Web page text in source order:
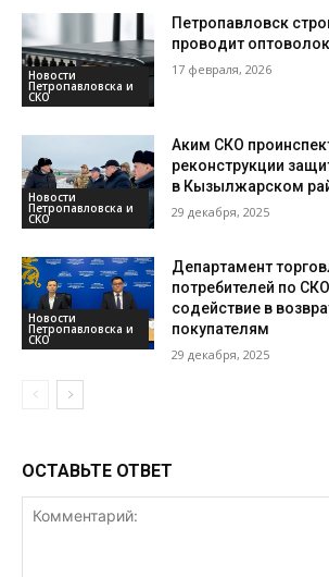
Новости
Петропавловска и
СКО
Петропавловск
проводит
17 февраля, 2026
Новости
Петропавловска и
СКО
Аким СКО
реконструкции
в Кызылжарском
29 декабря, 2025
Новости
Петропавловска и
СКО
Департамент
потребителей по
содействие в
покупателям
29 декабря, 2025
ОСТАВЬТЕ ОТВЕТ